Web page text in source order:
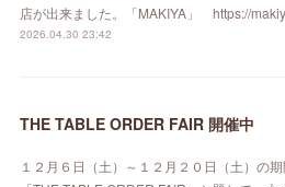
店が出来ました。「MAKIYA」 https://
2026.04.30 23:42
THE TABLE ORDER FAIR 開催中
１２月６日（土）～１２月２０日（土）の期